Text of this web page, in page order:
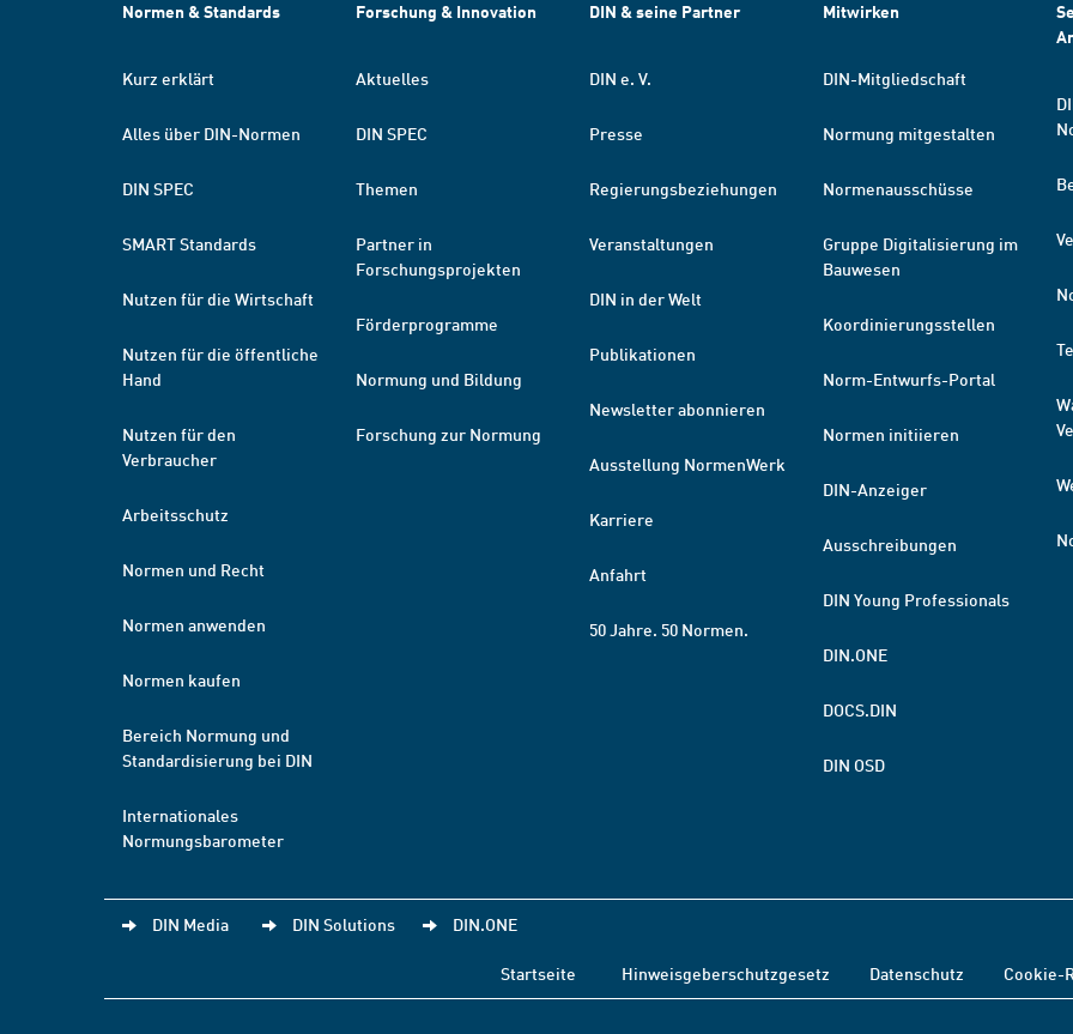
Normen & Standards
Kurz erklärt
Alles über DIN-Normen
DIN SPEC
SMART Standards
Nutzen für die Wirtschaft
Nutzen für die öffentliche
Hand
Nutzen für den
Verbraucher
Arbeitsschutz
Normen und Recht
Normen anwenden
Normen kaufen
Bereich Normung und
Standardisierung bei DIN
Internationales
Normungsbarometer
Forschung & Innovation
Aktuelles
DIN SPEC
Themen
Partner in
Forschungsprojekten
Förderprogramme
Normung und Bildung
Forschung zur Normung
DIN & seine Partner
DIN e. V.
Presse
Regierungsbeziehungen
Veranstaltungen
DIN in der Welt
Publikationen
Newsletter abonnieren
Ausstellung NormenWerk
Karriere
Anfahrt
50 Jahre. 50 Normen.
Mitwirken
DIN-Mitgliedschaft
Normung mitgestalten
Normenausschüsse
Gruppe Digitalisierung im
Bauwesen
Koordinierungsstellen
Norm-Entwurfs-Portal
Normen initiieren
DIN-Anzeiger
Ausschreibungen
DIN Young Professionals
DIN.ONE
DOCS.DIN
DIN OSD
DIN Media DIN Solutions DIN.ONE
Startseite Hinweisgeberschutzgesetz Datenschutz Cookie-